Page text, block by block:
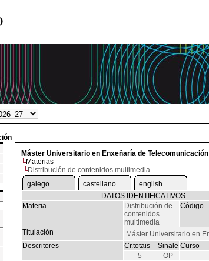
Máster Universitario en Enxeñaría de Telecomunicación
Materias
Distribución de contenidos multimedia
galego
castellano
english
DATOS IDENTIFICATIVOS
Materia
Distribución de
contenidos
multimedia
Código
Titulación
Máster Universitario en
Descritores
Cr.totais Sinale Curso
5
OP